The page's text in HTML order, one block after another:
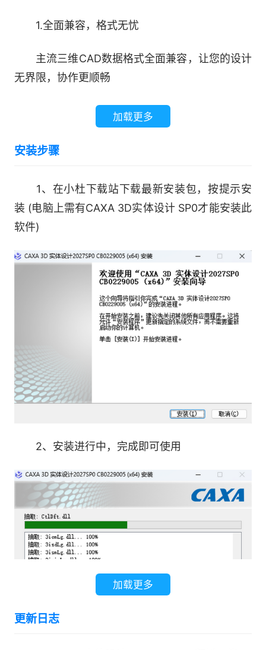
1.全面兼容，格式无忧
主流三维CAD数据格式全面兼容，让您的设计
无界限，协作更顺畅
2.智能装配，效率倍增
自动判断装配位置，对齐并添加约束，让装配
3.设计革命，管路模块引领潮流
体验全新管路设计模块，智能捕捉，动态编
变得简单
4.设计创新，动态验证让想象成真
应用全新动态验证功能，智能设计，参数化创
软件特色：
1.多引擎+双模式建模-工程模式和创新模式
CAXA 3D实体设计拥有自主研发的几何内核
及Parasolid、ACIS成熟的商用几何引擎;提供基于
参数化技术的工程模式和基于直接表面编辑技术的
创新模式，让建模更加灵活自由。
2.设计工艺制造一体化，多专业产品组合和方
CAM制造工程师、三维工艺和CAE软件，可以在
加载更多
安装步骤
1、在小杜下载站下载最新安装包，按提示安
装 (电脑上需有CAXA 3D实体设计 SP0才能安装此
软件)
2、安装进行中，完成即可使用
加载更多
更新日志